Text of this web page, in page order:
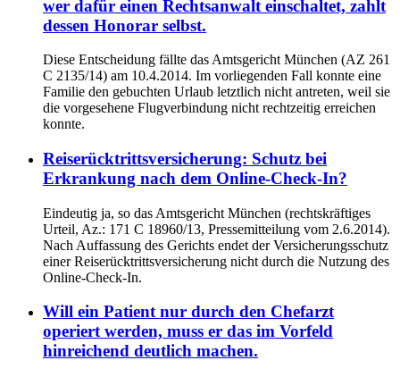
wer dafür einen Rechtsanwalt einschaltet, zahlt
dessen Honorar selbst.
Diese Entscheidung fällte das Amtsgericht München (AZ 261
C 2135/14) am 10.4.2014. Im vorliegenden Fall konnte eine
Familie den gebuchten Urlaub letztlich nicht antreten, weil sie
die vorgesehene Flugverbindung nicht rechtzeitig erreichen
konnte.
Reiserücktrittsversicherung: Schutz bei
Erkrankung nach dem Online-Check-In?
Eindeutig ja, so das Amtsgericht München (rechtskräftiges
Urteil, Az.: 171 C 18960/13, Pressemitteilung vom 2.6.2014).
Nach Auffassung des Gerichts endet der Versicherungsschutz
einer Reiserücktrittsversicherung nicht durch die Nutzung des
Online-Check-In.
Will ein Patient nur durch den Chefarzt
operiert werden, muss er das im Vorfeld
hinreichend deutlich machen.